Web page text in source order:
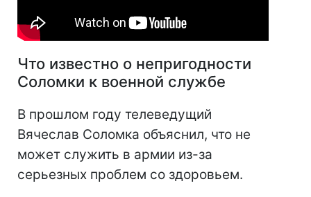
Что известно о непригодности
Соломки к военной службе
В прошлом году телеведущий
Вячеслав Соломка объяснил, что не
может служить в армии из-за
серьезных проблем со здоровьем.